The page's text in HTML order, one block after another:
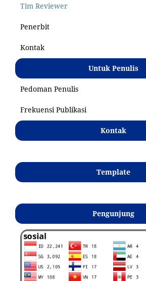
Tim Reviewer
Penerbit
Kontak
Untuk Penulis
Pedoman Penulis
Frekuensi Publikasi
Kontak
Template
Pengunjung